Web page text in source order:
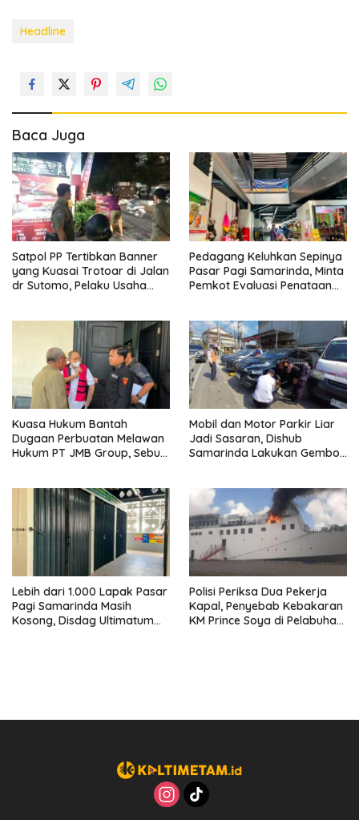
Headline
Baca Juga
Satpol PP Tertibkan Banner
yang Kuasai Trotoar di Jalan
dr Sutomo, Pelaku Usaha
Pedagang Keluhkan Sepinya
Pasar Pagi Samarinda, Minta
Pemkot Evaluasi Penataan
Kuasa Hukum Bantah
Dugaan Perbuatan Melawan
Hukum PT JMB Group, Sebut
Mobil dan Motor Parkir Liar
Jadi Sasaran, Dishub
Samarinda Lakukan Gembok
Lebih dari 1.000 Lapak Pasar
Pagi Samarinda Masih
Kosong, Disdag Ultimatum
Polisi Periksa Dua Pekerja
Kapal, Penyebab Kebakaran
KM Prince Soya di Pelabuhan